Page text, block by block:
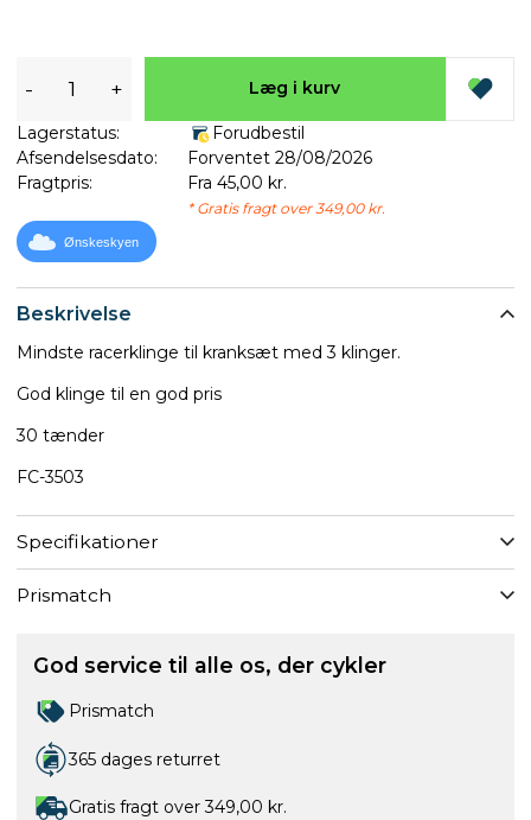
Beskrivelse
Mindste racerklinge til kranksæt med 3 klinger.
God klinge til en god pris
30 tænder
FC-3503
Specifikationer
Prismatch
- + Læg i kurv
Lagerstatus:
Forudbestil
Afsendelsesdato:
Forventet 28/08/2026
Fragtpris:
Fra 45,00 kr.
* Gratis fragt over 349,00 kr.
Ønskeskyen
God service til alle os, der cykler
Prismatch
365 dages returret
Gratis fragt over 349,00 kr.